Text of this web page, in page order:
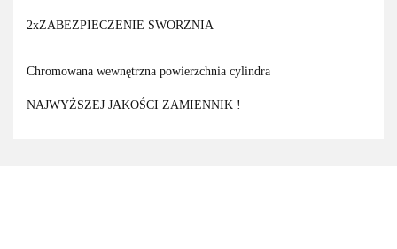
2xZABEZPIECZENIE SWORZNIA
Chromowana wewnętrzna powierzchnia cylindra
NAJWYŻSZEJ JAKOŚCI ZAMIENNIK !